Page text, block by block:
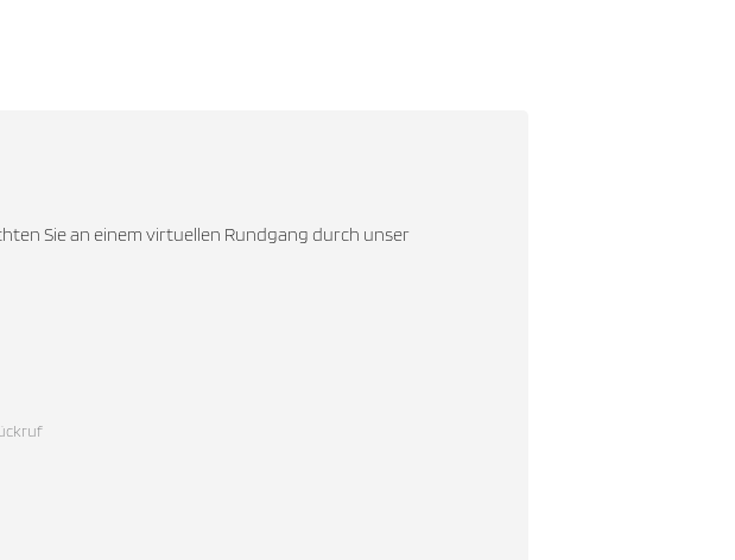
Sie an einem virtuellen Rundgang durch unser